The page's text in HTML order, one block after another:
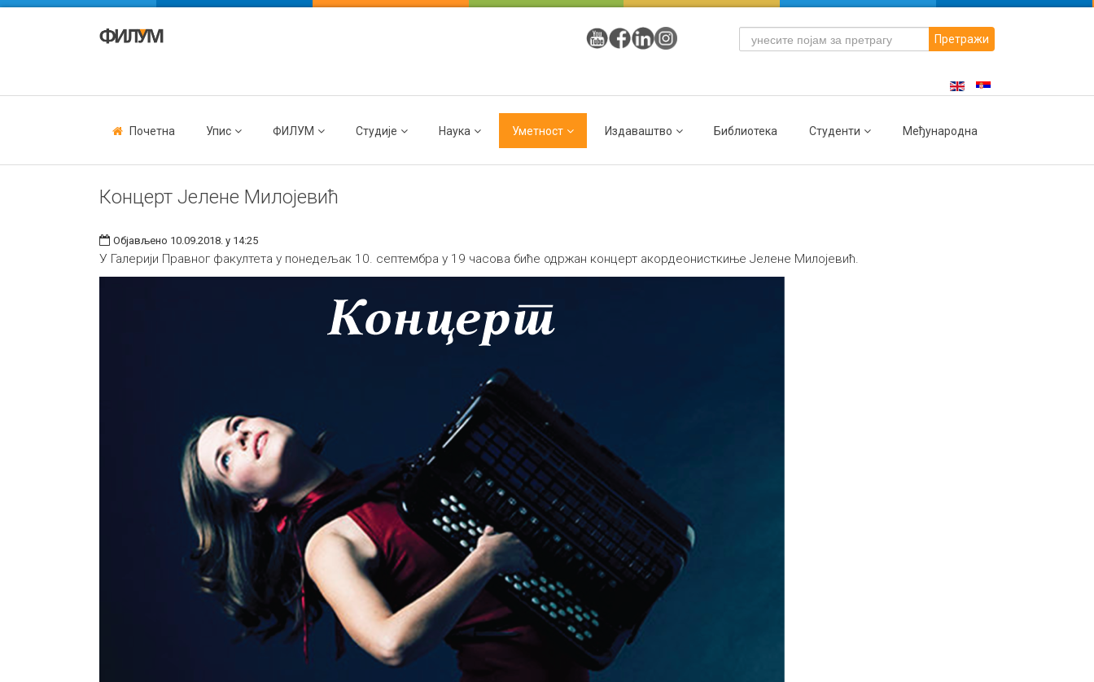
Претражи
Почетна Упис ФИЛУМ Студије Наука Уметност Издаваштво Библиотека Студенти Међународна
Концерт Јелене Милојевић
Објављено 10.09.2018. у 14:25
У Галерији Правног факултета у понедељак 10. септембра у 19 часова биће одржан концерт акордеонисткиње Јелене Милојевић.